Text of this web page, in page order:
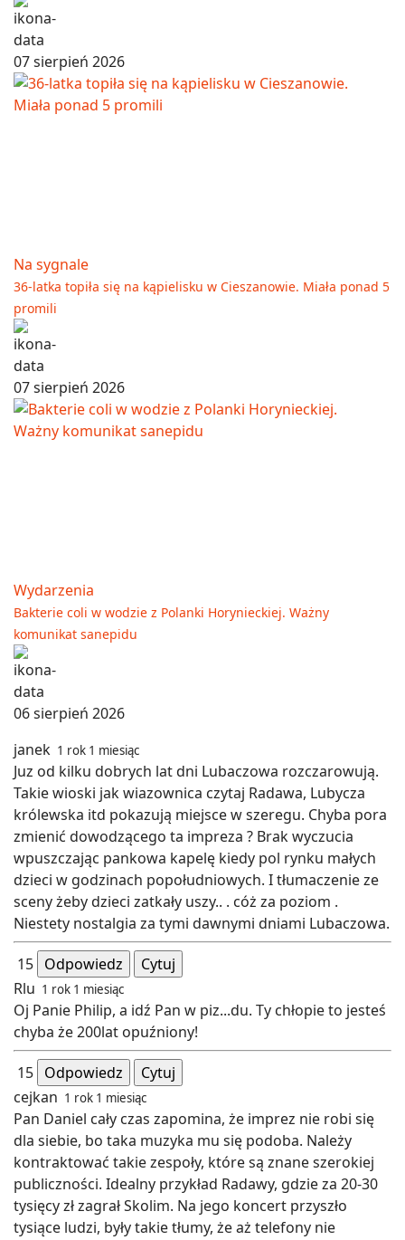
07 sierpień 2026
Na sygnale
36-latka topiła się na kąpielisku w Cieszanowie. Miała ponad 5
promili
07 sierpień 2026
Wydarzenia
Bakterie coli w wodzie z Polanki Horynieckiej. Ważny
komunikat sanepidu
06 sierpień 2026
janek 1 rok 1 miesiąc
Juz od kilku dobrych lat dni Lubaczowa rozczarowują.
Takie wioski jak wiazownica czytaj Radawa, Lubycza
królewska itd pokazują miejsce w szeregu. Chyba pora
zmienić dowodzącego ta impreza ? Brak wyczucia
wpuszczając pankowa kapelę kiedy pol rynku małych
dzieci w godzinach popołudniowych. I tłumaczenie ze
sceny żeby dzieci zatkały uszy.. . cóż za poziom .
Niestety nostalgia za tymi dawnymi dniami Lubaczowa.
15 Odpowiedz
Cytuj
Rlu 1 rok 1 miesiąc
Oj Panie Philip, a idź Pan w piz...du. Ty chłopie to jesteś
chyba że 200lat opuźniony!
15 Odpowiedz
Cytuj
cejkan 1 rok 1 miesiąc
Pan Daniel cały czas zapomina, że imprez nie robi się
dla siebie, bo taka muzyka mu się podoba. Należy
kontraktować takie zespoły, które są znane szerokiej
publiczności. Idealny przykład Radawy, gdzie za 20-30
tysięcy zł zagrał Skolim. Na jego koncert przyszło
tysiące ludzi, były takie tłumy, że aż telefony nie